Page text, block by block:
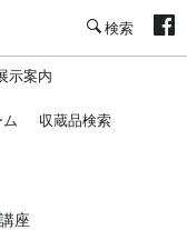
示案内
収蔵品検索
座